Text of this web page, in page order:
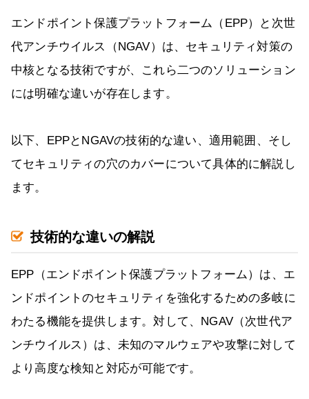
エンドポイント保護プラットフォーム（EPP）と次世
代アンチウイルス（NGAV）は、セキュリティ対策の
中核となる技術ですが、これら二つのソリューション
には明確な違いが存在します。
以下、EPPとNGAVの技術的な違い、適用範囲、そし
てセキュリティの穴のカバーについて具体的に解説し
ます。
技術的な違いの解説
EPP（エンドポイント保護プラットフォーム）は、エ
ンドポイントのセキュリティを強化するための多岐に
わたる機能を提供します。対して、NGAV（次世代ア
ンチウイルス）は、未知のマルウェアや攻撃に対して
より高度な検知と対応が可能です。